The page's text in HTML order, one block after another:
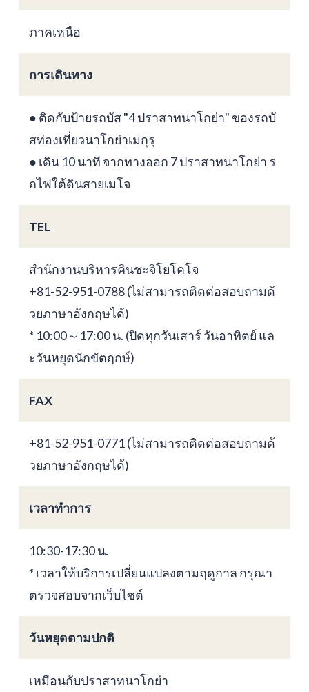
ภาคเหนือ
การเดินทาง
● ติดกับป้ายรถบัส "4 ปราสาทนาโกย่า" ของรถบั
สท่องเที่ยวนาโกย่าเมกุรุ
● เดิน 10 นาที จากทางออก 7 ปราสาทนาโกย่า ร
ถไฟใต้ดินสายเมโจ
TEL
สำนักงานบริหารคินชะจิโยโคโจ
+81-52-951-0788 (ไม่สามารถติดต่อสอบถามด้
วยภาษาอังกฤษได้)
* 10:00～17:00 น. (ปิดทุกวันเสาร์ วันอาทิตย์ แล
ะวันหยุดนักขัตฤกษ์)
FAX
+81-52-951-0771 (ไม่สามารถติดต่อสอบถามด้
วยภาษาอังกฤษได้)
เวลาทำการ
10:30-17:30 น.
* เวลาให้บริการเปลี่ยนแปลงตามฤดูกาล กรุณา
ตรวจสอบจากเว็บไซต์
วันหยุดตามปกติ
เหมือนกับปราสาทนาโกย่า